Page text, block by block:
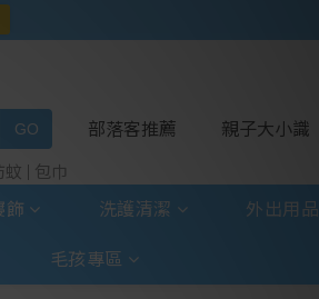
蚊 包巾
部落客推薦 親子大小識
飾 洗護清潔 外出用品
毛孩專區